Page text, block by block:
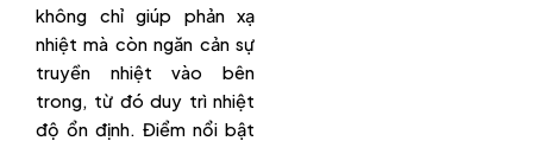
không chỉ giúp phản xạ
nhiệt mà còn ngăn cản sự
truyền nhiệt vào bên
trong, từ đó duy trì nhiệt
độ ổn định. Điểm nổi bật